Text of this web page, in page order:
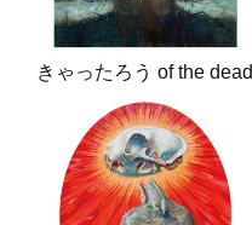
きゃったろう of the dead